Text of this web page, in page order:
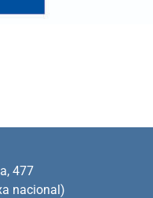
477
nacional)